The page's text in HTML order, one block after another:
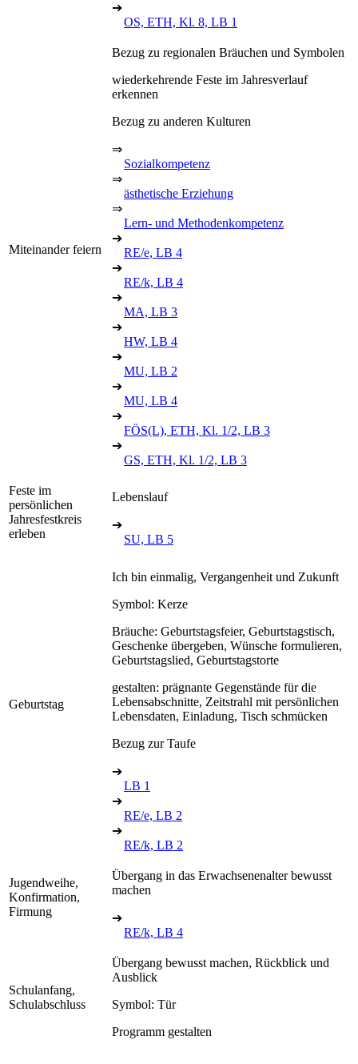
➔
OS, ETH, Kl. 8, LB 1
Miteinander feiern
Bezug zu regionalen Bräuchen und Symbolen
wiederkehrende Feste im Jahresverlauf
erkennen
Bezug zu anderen Kulturen
⇒
Sozialkompetenz
⇒
ästhetische Erziehung
⇒
Lern- und Methodenkompetenz
➔
RE/e, LB 4
➔
RE/k, LB 4
➔
MA, LB 3
➔
HW, LB 4
➔
MU, LB 2
➔
MU, LB 4
➔
FÖS(L), ETH, Kl. 1/2, LB 3
➔
GS, ETH, Kl. 1/2, LB 3
Feste im
persönlichen
Jahresfestkreis
erleben
Lebenslauf
➔
SU, LB 5
Geburtstag
Ich bin einmalig, Vergangenheit und Zukunft
Symbol: Kerze
Bräuche: Geburtstagsfeier, Geburtstagstisch,
Geschenke übergeben, Wünsche formulieren,
Geburtstagslied, Geburtstagstorte
gestalten: prägnante Gegenstände für die
Lebensabschnitte, Zeitstrahl mit persönlichen
Lebensdaten, Einladung, Tisch schmücken
Bezug zur Taufe
➔
LB 1
➔
RE/e, LB 2
➔
RE/k, LB 2
Jugendweihe,
Konfirmation,
Firmung
Übergang in das Erwachsenenalter bewusst
machen
➔
RE/k, LB 4
Schulanfang,
Schulabschluss
Übergang bewusst machen, Rückblick und
Ausblick
Symbol: Tür
Programm gestalten